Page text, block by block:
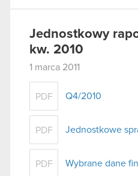
Jednostkowy
kw. 2010
1 marca 2011
PDF Q4/2010
PDF Jednostkowe
PDF Wybrane dane